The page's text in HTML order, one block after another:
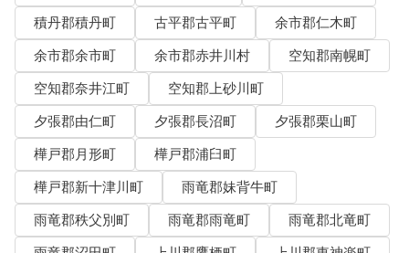
積丹郡積丹町
古平郡古平町
余市郡仁木町
余市郡余市町
余市郡赤井川村
空知郡南幌町
空知郡奈井江町
空知郡上砂川町
夕張郡由仁町
夕張郡長沼町
夕張郡栗山町
樺戸郡月形町
樺戸郡浦臼町
樺戸郡新十津川町
雨竜郡妹背牛町
雨竜郡秩父別町
雨竜郡雨竜町
雨竜郡北竜町